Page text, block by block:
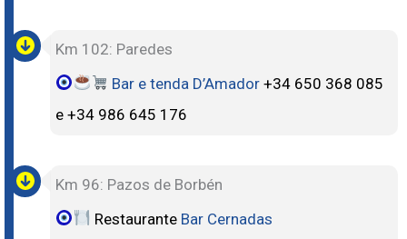
Km 102: Paredes
Bar e tenda D’Amador +34 650 368 085
e +34 986 645 176
Km 96: Pazos de Borbén
Restaurante Bar Cernadas